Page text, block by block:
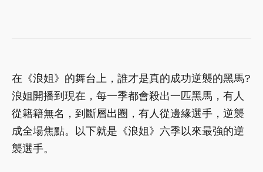
在《浪姐》的舞台上，誰才是真的成功逆襲的黑馬?
浪姐開播到現在，每一季都會殺出一匹黑馬，有人
從籍籍無名，到斷層出圈，有人從邊緣選手，逆襲
成全場焦點。以下就是《浪姐》六季以來最強的逆
襲選手。